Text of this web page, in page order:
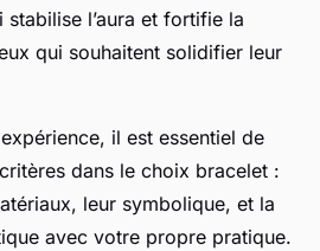
l’aura et fortifie la
qui souhaitent solidifier leur
il est essentiel de
dans le choix bracelet :
leur symbolique, et la
avec votre propre pratique.